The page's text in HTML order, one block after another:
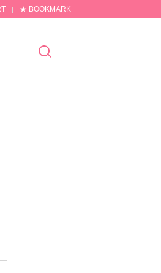
| ★ BOOKMARK